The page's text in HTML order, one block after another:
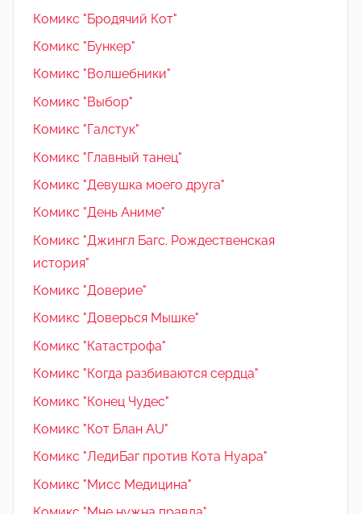
Комикс "Бродячий Кот"
Комикс "Бункер"
Комикс "Волшебники"
Комикс "Выбор"
Комикс "Галстук"
Комикс "Главный танец"
Комикс "Девушка моего друга"
Комикс "День Аниме"
Комикс "Джингл Багс. Рождественская
история"
Комикс "Доверие"
Комикс "Доверься Мышке"
Комикс "Катастрофа"
Комикс "Когда разбиваются сердца"
Комикс "Конец Чудес"
Комикс "Кот Блан AU"
Комикс "ЛедиБаг против Кота Нуара"
Комикс "Мисс Медицина"